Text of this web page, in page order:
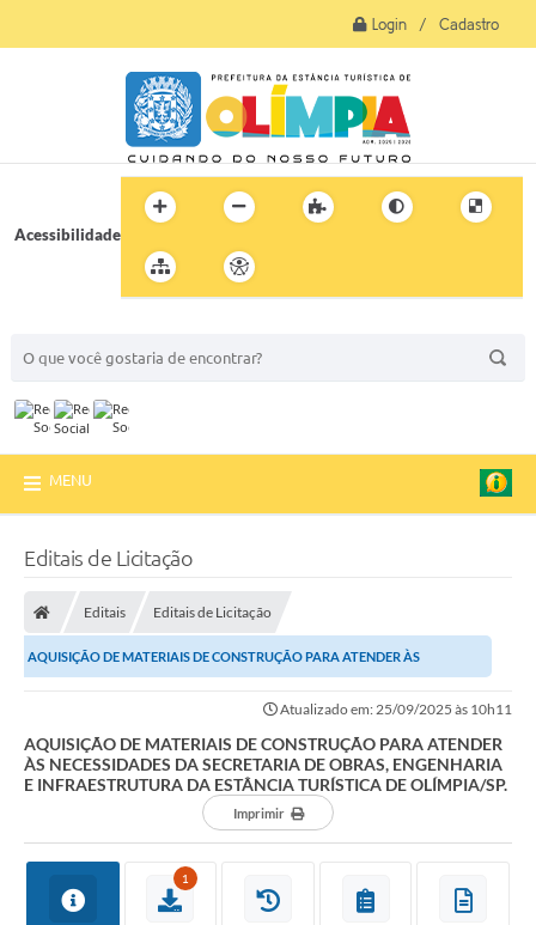
Login / Cadastro
Acessibilidade
MENU
Editais de Licitação
Editais Editais de Licitação
AQUISIÇÃO DE MATERIAIS DE CONSTRUÇÃO PARA ATENDER ÀS
Atualizado em: 25/09/2025 às 10h11
AQUISIÇÃO DE MATERIAIS DE CONSTRUÇÃO PARA ATENDER
ÀS NECESSIDADES DA SECRETARIA DE OBRAS, ENGENHARIA
E INFRAESTRUTURA DA ESTÂNCIA TURÍSTICA DE OLÍMPIA/SP.
Imprimir
1